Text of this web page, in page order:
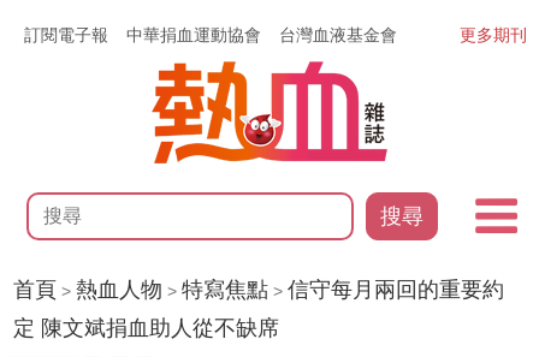
訂閱電子報 中華捐血運動協會 台灣血液基金會
搜尋
更多期刊
首頁 >熱血人物 >特寫焦點 >信守每月兩回的重要約
定 陳文斌捐血助人從不缺席